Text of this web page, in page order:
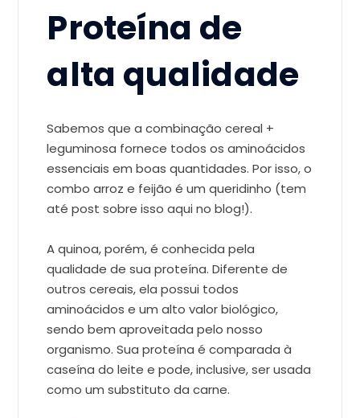
Proteína de
alta qualidade
Sabemos que a combinação cereal +
leguminosa fornece todos os aminoácidos
essenciais em boas quantidades. Por isso, o
combo arroz e feijão é um queridinho (tem
até post sobre isso aqui no blog!).
A quinoa, porém, é conhecida pela
qualidade de sua proteína. Diferente de
outros cereais, ela possui todos
aminoácidos e um alto valor biológico,
sendo bem aproveitada pelo nosso
organismo. Sua proteína é comparada à
caseína do leite e pode, inclusive, ser usada
como um substituto da carne.